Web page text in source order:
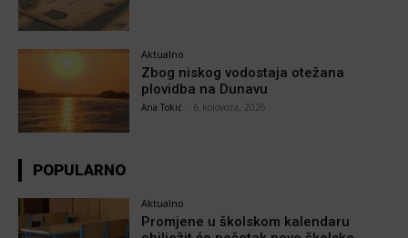
Aktualno
Zbog niskog vodostaja otežana
plovidba na Dunavu
Ana Tokić 6 kolovoza, 2026
POPULARNO
Aktualno
Promjene u školskom kalendaru